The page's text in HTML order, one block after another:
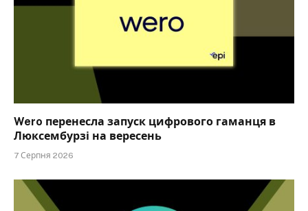
Wero перенесла запуск цифрового гаманця в
Люксембурзі на вересень
7 Серпня 2026